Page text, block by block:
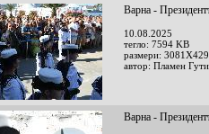
Варна -
10.08.2025
тегло: 7594 KB
размери:
автор: Пламен
Варна -